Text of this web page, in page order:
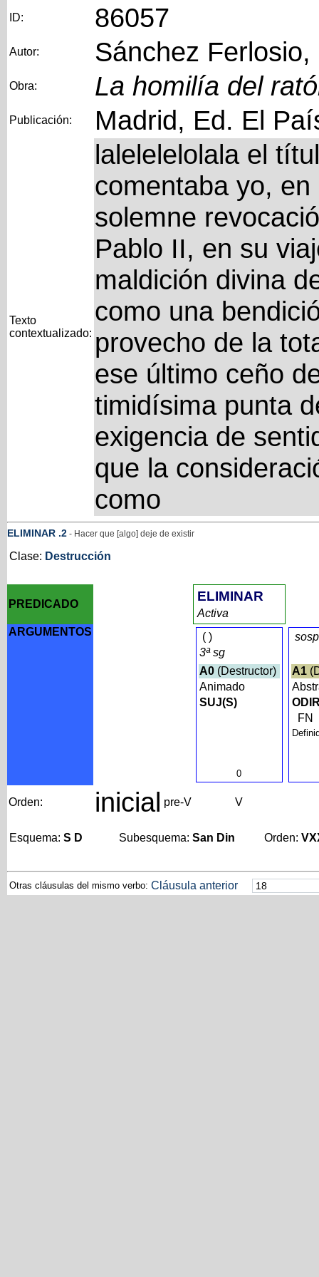
ID: 86057
Autor: Sánchez Ferlosio,
Obra: La homilía del
Publicación: Madrid, Ed. El
Texto
contextualizado:
lalelelelolala el
comentaba yo,
solemne
Pablo II, en su
maldición divina
como una
provecho de la
ese último ceño
timidísima punta
exigencia de
que la
como
ELIMINAR .2- Hacer que [algo] deje de existir
Clase: Destrucción
PREDICADO
ELIMINAR
Activa
ARGUMENTOS
()
3ª sg
A0(Destructor)
Animado
SUJ(S)
0
A1
FN
Orden: inicial pre-V V
Esquema: S D Subesquema: San Din Orden:
Otras cláusulas del mismo verbo: Cláusula anterior